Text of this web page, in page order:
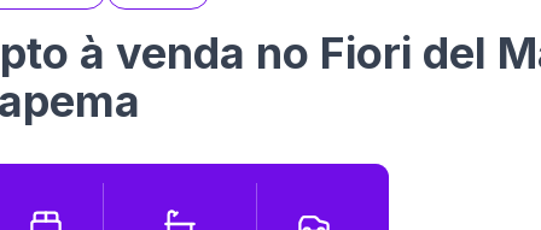
à venda no Fiori del